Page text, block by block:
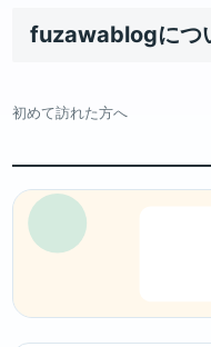
fuzawablogにつ
初めて訪れた方へ